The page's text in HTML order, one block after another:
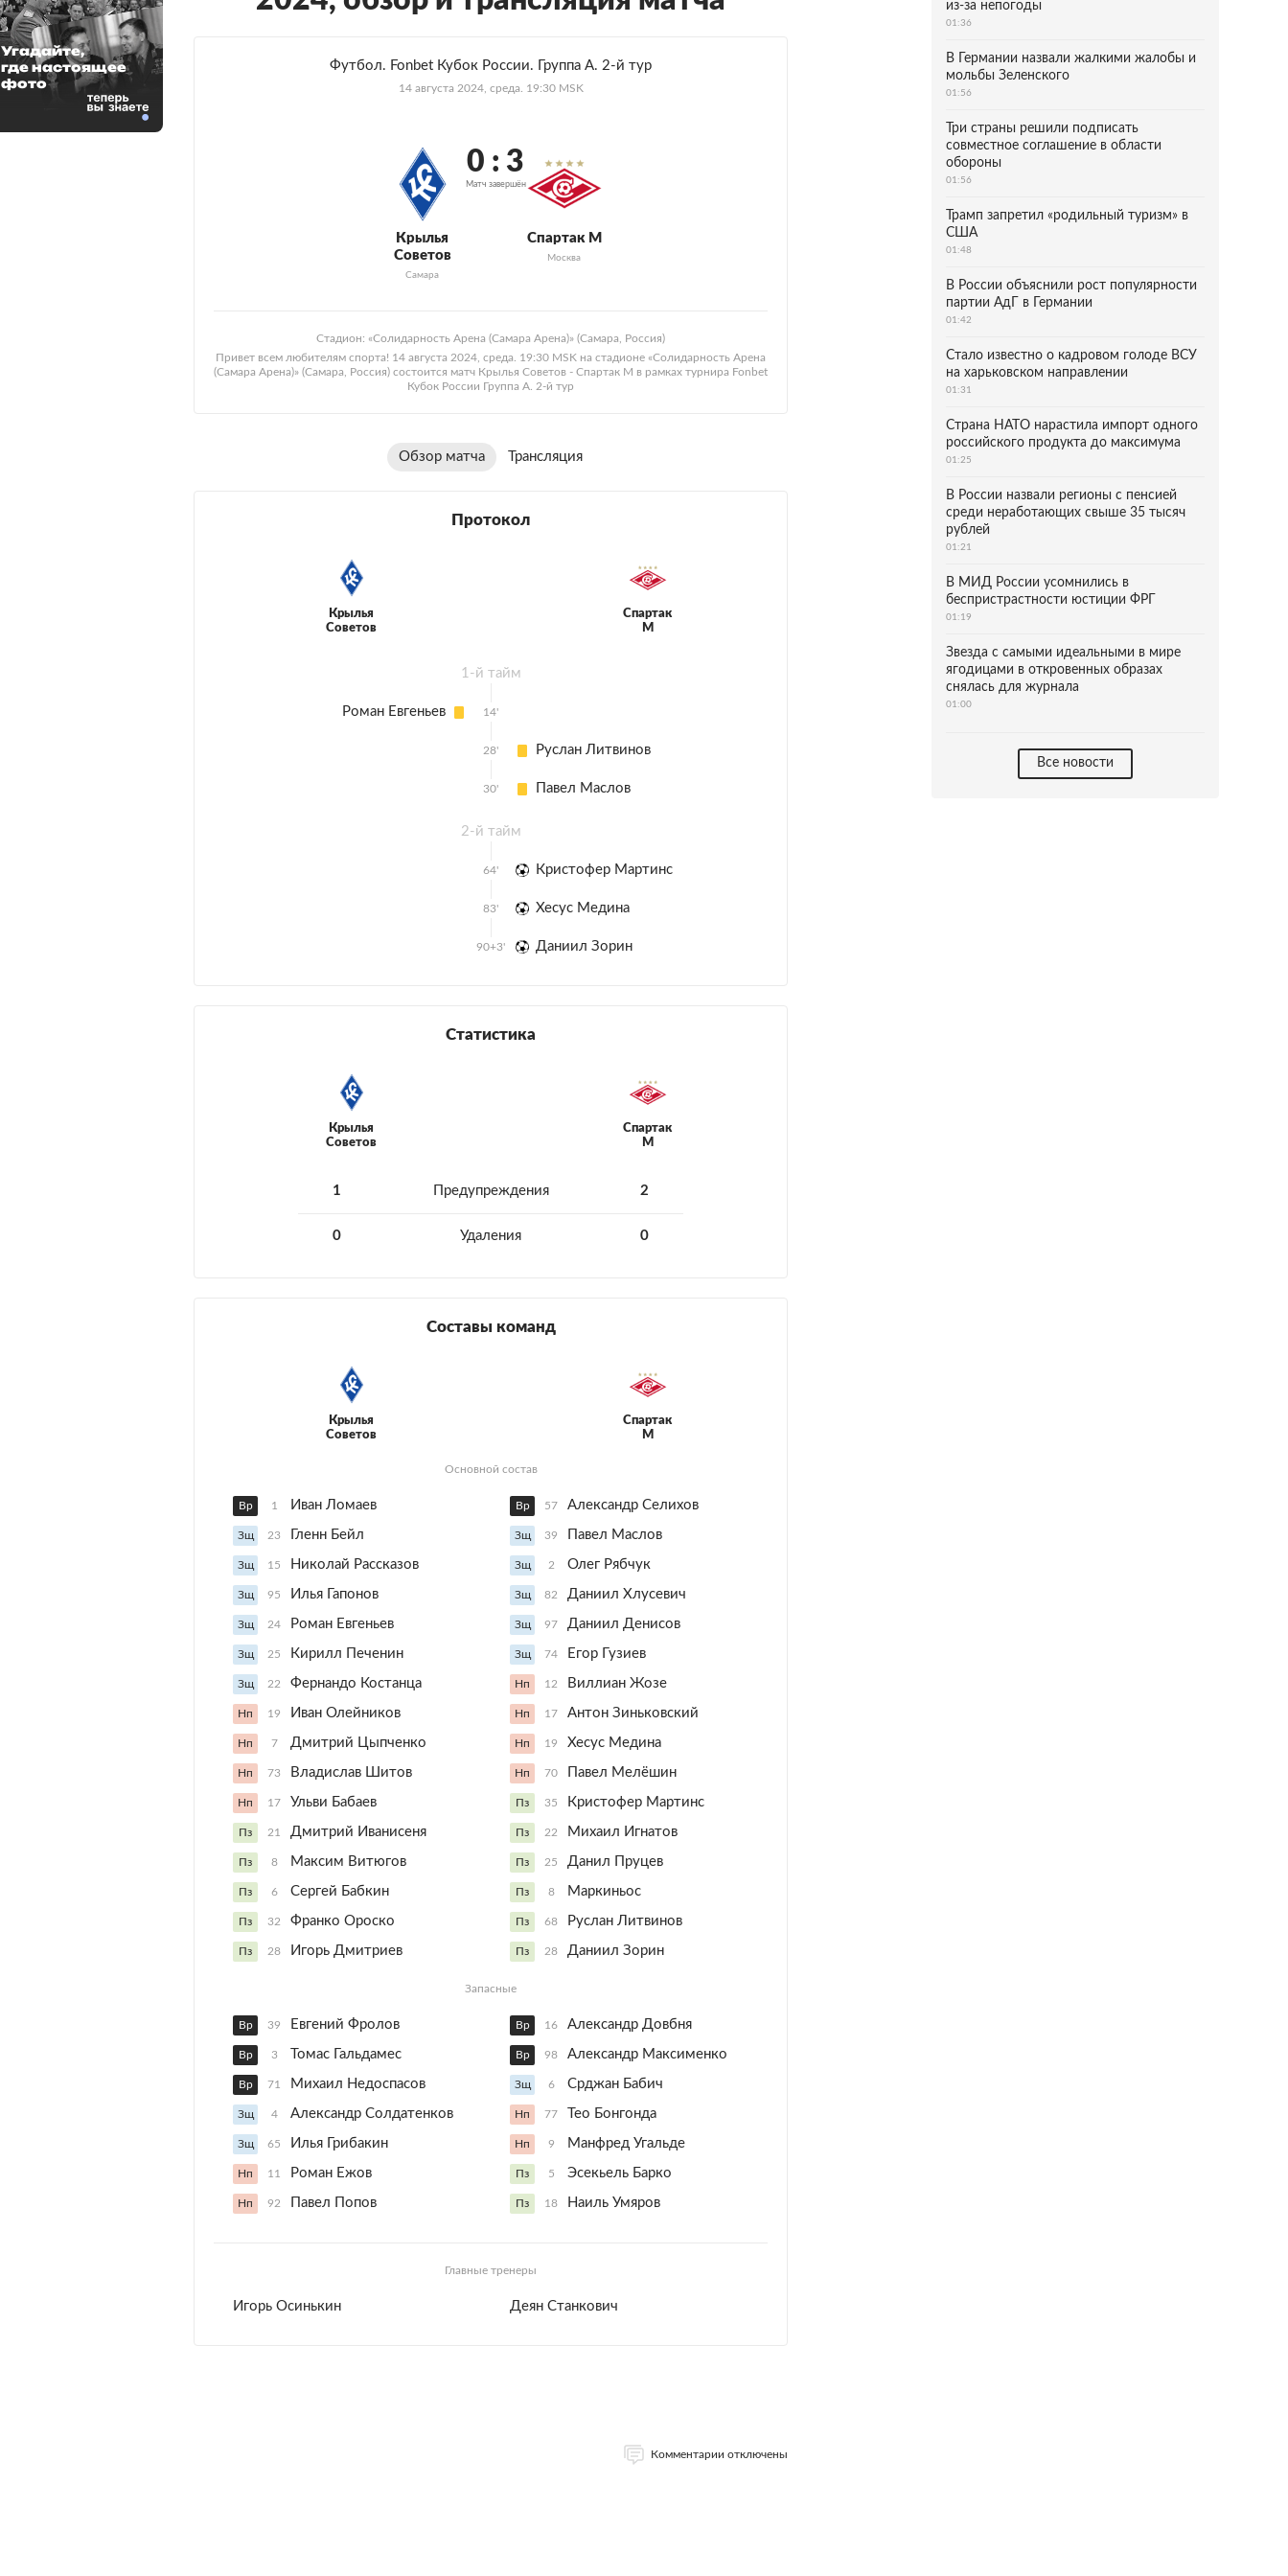
Футбол. Fonbet Кубок России. Группа A. 2-й тур
14 августа 2024, среда. 19:30 MSK
Крылья
Советов
Самара
0 : 3
Матч завершён
Спартак М
Москва
Стадион: «Солидарность Арена (Самара Арена)» (Самара, Россия)
Привет всем любителям спорта! 14 августа 2024, среда. 19:30 MSK на стадионе «Солидарность Арена
(Самара Арена)» (Самара, Россия) состоится матч Крылья Советов - Спартак М в рамках турнира Fonbet
Кубок России Группа A. 2-й тур
Обзор матча Трансляция
Протокол
Крылья
Советов
Спартак
М
1-й тайм
Роман Евгеньев 14'
Руслан Литвинов
28'
Павел Маслов
30'
2-й тайм
Кристофер Мартинс
64'
Хесус Медина
83'
Даниил Зорин
90+3'
Статистика
Крылья
Советов
Спартак
М
1 Предупреждения 2
0 Удаления 0
Составы команд
Крылья
Советов
Спартак
М
Основной состав
Вр 1 Иван Ломаев
Зщ 23 Гленн Бейл
Зщ 15 Николай Рассказов
Зщ 95 Илья Гапонов
Зщ 24 Роман Евгеньев
Зщ 25 Кирилл Печенин
Зщ 22 Фернандо Костанца
Нп 19 Иван Олейников
Нп 7 Дмитрий Цыпченко
Нп 73 Владислав Шитов
Нп 17 Ульви Бабаев
Пз 21 Дмитрий Иванисеня
Пз 8 Максим Витюгов
Пз 6 Сергей Бабкин
Пз 32 Франко Ороско
Пз 28 Игорь Дмитриев
Вр 57 Александр Селихов
Зщ 39 Павел Маслов
Зщ 2 Олег Рябчук
Зщ 82 Даниил Хлусевич
Зщ 97 Даниил Денисов
Зщ 74 Егор Гузиев
Нп 12 Виллиан Жозе
Нп 17 Антон Зиньковский
Нп 19 Хесус Медина
Нп 70 Павел Мелёшин
Пз 35 Кристофер Мартинс
Пз 22 Михаил Игнатов
Пз 25 Данил Пруцев
Пз 8 Маркиньос
Пз 68 Руслан Литвинов
Пз 28 Даниил Зорин
Запасные
Вр 39 Евгений Фролов
Вр 3 Томас Гальдамес
Вр 71 Михаил Недоспасов
Зщ 4 Александр Солдатенков
Зщ 65 Илья Грибакин
Нп 11 Роман Ежов
Нп 92 Павел Попов
Вр 16 Александр Довбня
Вр 98 Александр Максименко
Зщ 6 Срджан Бабич
Нп 77 Тео Бонгонда
Нп 9 Манфред Угальде
Пз 5 Эсекьель Барко
Пз 18 Наиль Умяров
Главные тренеры
Игорь Осинькин Деян Станкович
Комментарии отключены
Угадайте,
где настоящее
фото
из-за непогоды
01:36
В Германии назвали жалкими жалобы и
мольбы Зеленского
01:56
Три страны решили подписать
совместное соглашение в области
обороны
01:56
Трамп запретил «родильный туризм» в
США
01:48
В России объяснили рост популярности
партии АдГ в Германии
01:42
Стало известно о кадровом голоде ВСУ
на харьковском направлении
01:31
Страна НАТО нарастила импорт одного
российского продукта до максимума
01:25
В России назвали регионы с пенсией
среди неработающих свыше 35 тысяч
рублей
01:21
В МИД России усомнились в
беспристрастности юстиции ФРГ
01:19
Звезда с самыми идеальными в мире
ягодицами в откровенных образах
снялась для журнала
01:00
Все новости